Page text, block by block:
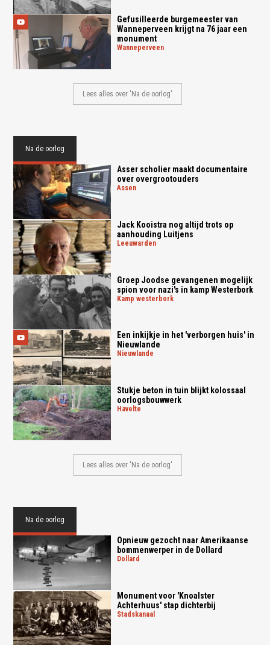
Gefusilleerde burgemeester van
Wanneperveen krijgt na 76 jaar een
monument
wanneperveen
Lees alles over 'Na de oorlog'
Na de oorlog
Asser scholier maakt documentaire
over overgrootouders
assen
Jack Kooistra nog altijd trots op
aanhouding Luitjens
leeuwarden
Groep Joodse gevangenen mogelijk
spion voor nazi's in kamp Westerbork
kamp westerbork
Een inkijkje in het 'verborgen huis' in
Nieuwlande
nieuwlande
Stukje beton in tuin blijkt kolossaal
oorlogsbouwwerk
havelte
Lees alles over 'Na de oorlog'
Na de oorlog
Opnieuw gezocht naar Amerikaanse
bommenwerper in de Dollard
dollard
Monument voor 'Knoalster
Achterhuus' stap dichterbij
stadskanaal